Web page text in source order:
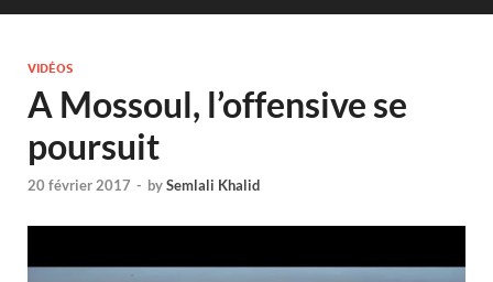
VIDÉOS
A Mossoul, l’offensive se
poursuit
20 février 2017 - bySemlali Khalid